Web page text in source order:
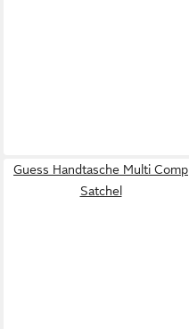
Guess Handtasche Multi Comp
Satchel